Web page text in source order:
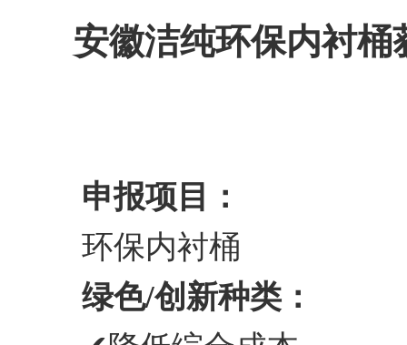
安徽洁纯环保内衬桶
申报项目：
环保内衬桶
绿色/创新种类：